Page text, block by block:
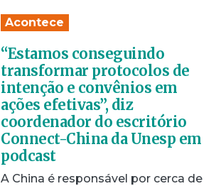
Acontece
“Estamos conseguindo
transformar protocolos de
intenção e convênios em
ações efetivas”, diz
coordenador do escritório
Connect-China da Unesp em
podcast
A China é responsável por cerca de